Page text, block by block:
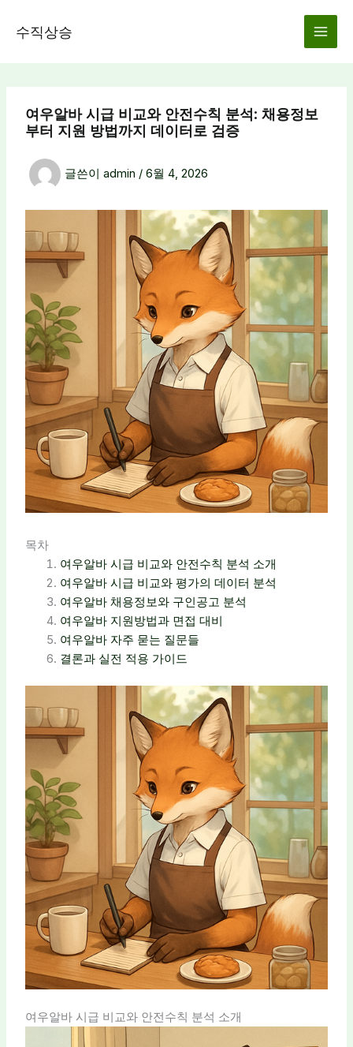
수직상승
여우알바 시급 비교와 안전수칙 분석: 채용정보
부터 지원 방법까지 데이터로 검증
글쓴이 admin / 6월 4, 2026
목차
여우알바 시급 비교와 안전수칙 분석 소개
여우알바 시급 비교와 평가의 데이터 분석
여우알바 채용정보와 구인공고 분석
여우알바 지원방법과 면접 대비
여우알바 자주 묻는 질문들
결론과 실전 적용 가이드
여우알바 시급 비교와 안전수칙 분석 소개